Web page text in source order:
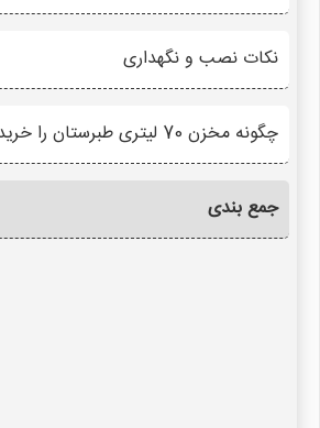
نکات نصب و نگهداری
چگونه مخزن 70 لیتری طبرستان را خریداری کنید؟
جمع بندی